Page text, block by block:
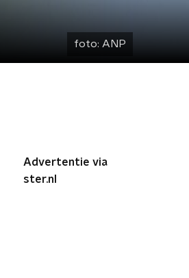
foto: ANP
Advertentie via
ster.nl